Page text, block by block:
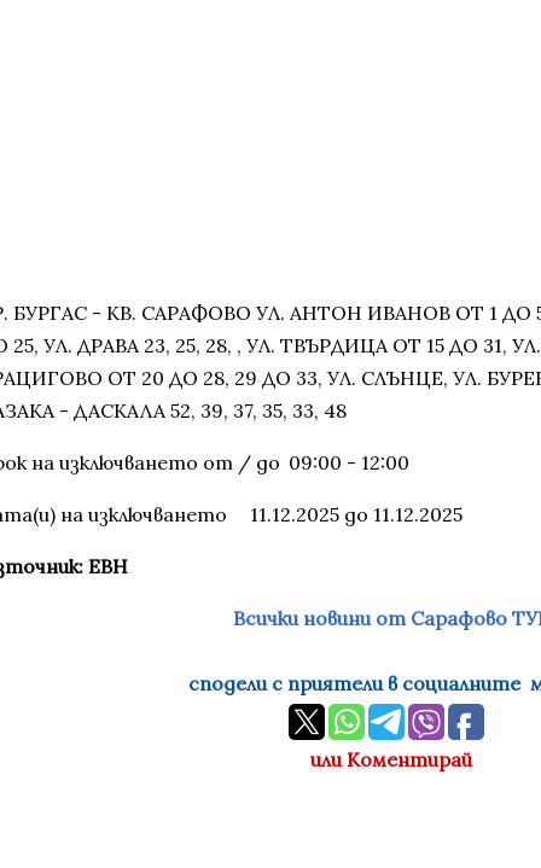
БУРГАС - КВ. САРАФОВО УЛ. АНТОН ИВАНОВ ОТ 1 ДО
25, УЛ. ДРАВА 23, 25, 28, , УЛ. ТВЪРДИЦА ОТ 15 ДО 31,
ОТ 20 ДО 28, 29 ДО 33, УЛ. СЛЪНЦЕ, УЛ.
- ДАСКАЛА 52, 39, 37, 35, 33, 48
на изключването от / до 09:00 - 12:00
на изключването 11.12.2025 до 11.12.2025
ЕВН
Всички новини от Сарафово
сподели с приятели в социалните
или Коментирай